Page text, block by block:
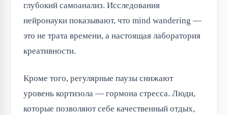
глубокий самоанализ. Исследования
нейронауки показывают, что mind wandering —
это не трата времени, а настоящая лаборатория
креативности.
Кроме того, регулярные паузы снижают
уровень кортизола — гормона стресса. Люди,
которые позволяют себе качественный отдых,